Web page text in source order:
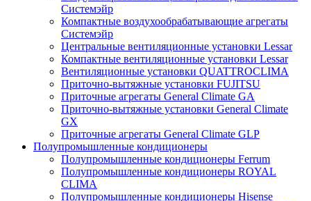
Системэйр
Компактные воздухообрабатывающие агрегаты
Системэйр
Центральные вентиляционные установки Lessar
Компактные вентиляционные установки Lessar
Вентиляционные установки QUATTROCLIMA
Приточно-вытяжные установки FUJITSU
Приточные агрегаты General Climate GA
Приточно-вытяжные установки General Climate
GX
Приточные агрегаты General Climate GLP
Полупромышленные кондиционеры
Полупромышленные кондиционеры Ferrum
Полупромышленные кондиционеры ROYAL
CLIMA
Полупромышленные кондиционеры Hisense